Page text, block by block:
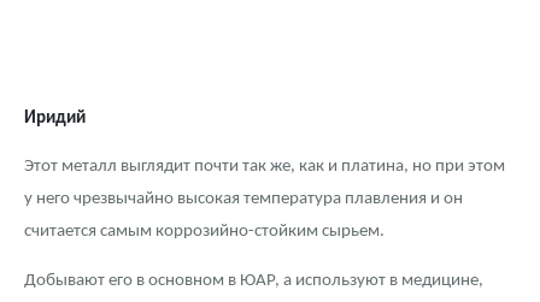
Иридий
Этот металл выглядит почти так же, как и платина, но при этом
у него чрезвычайно высокая температура плавления и он
считается самым коррозийно-стойким сырьем.
Добывают его в основном в ЮАР, а используют в медицине,